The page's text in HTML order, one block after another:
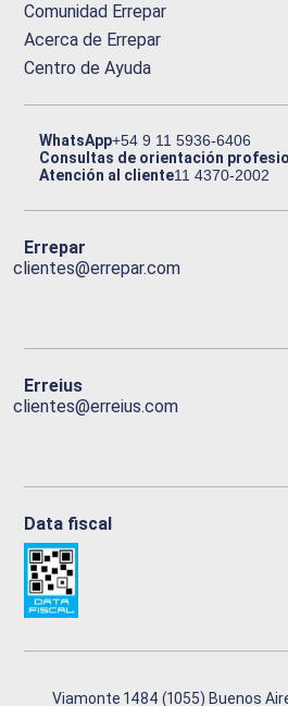
Comunidad Errepar
Acerca de Errepar
Centro de Ayuda
WhatsApp+54 9 11 5936-6406
Consultas de orientación
Atención al cliente11 4370-2002
Errepar
clientes@errepar.com
Erreius
clientes@erreius.com
Data fiscal
Viamonte 1484 (1055) Buenos